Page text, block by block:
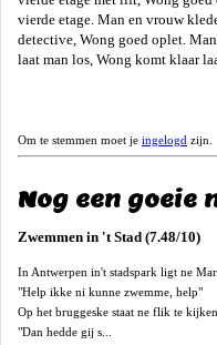
vierde etage. Man en vrouw
detective, Wong goed oplet.
laat man los, Wong komt klaar
Om te stemmen moet je ingelogd zijn.
Nog een goeie
Zwemmen in 't Stad (7.48/10)
In Antwerpen in't stadspark ligt ne
"Help ikke ni kunne zwemme, help"
Op het bruggeske staat ne flik te
"Dan hedde gij s...